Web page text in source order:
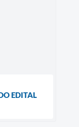
EDITAL